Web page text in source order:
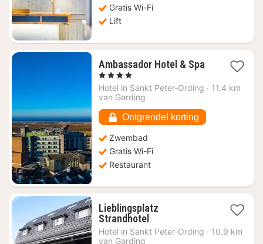
229,90
Gratis Wi-Fi
Lift
Ambassador Hotel & Spa1
vanaf
, 4 Sterren
Hotel in Sankt Peter-Ording · 11.4 km
van Garding
Ontgrendel korting
Zwembad
Gratis Wi-Fi
Restaurant
Lieblingsplatz
Strandhotel1
nacht
Hotel in Sankt Peter-Ording · 10.9 km
van Garding